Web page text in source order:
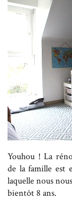
Youhou ! La
de la famille est
laquelle nous
bientôt 8 ans.